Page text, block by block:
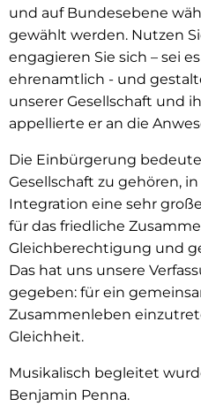
und auf Bundesebene
gewählt werden. Nutzen
engagieren Sie sich – sei
ehrenamtlich - und
unserer Gesellschaft und
appellierte er an die
Die Einbürgerung
Gesellschaft zu gehören,
Integration eine sehr
für das friedliche
Gleichberechtigung und
Das hat uns unsere
gegeben: für ein
Zusammenleben
Gleichheit.
Musikalisch begleitet
Benjamin Penna.